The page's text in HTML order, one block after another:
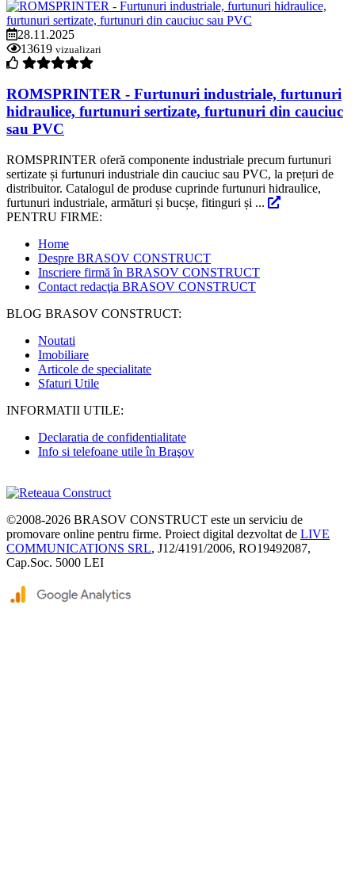
28.11.2025
13619 vizualizari
ROMSPRINTER - Furtunuri industriale, furtunuri
hidraulice, furtunuri sertizate, furtunuri din cauciuc
sau PVC
ROMSPRINTER oferă componente industriale precum furtunuri
sertizate și furtunuri industriale din cauciuc sau PVC, la prețuri de
distribuitor. Catalogul de produse cuprinde furtunuri hidraulice,
furtunuri industriale, armături și bucșe, fitinguri și ...
PENTRU FIRME:
Home
Despre BRASOV CONSTRUCT
Inscriere firmă în BRASOV CONSTRUCT
Contact redacţia BRASOV CONSTRUCT
BLOG BRASOV CONSTRUCT:
Noutati
Imobiliare
Articole de specialitate
Sfaturi Utile
INFORMATII UTILE:
Declaratia de confidentialitate
Info si telefoane utile în Braşov
©2008-2026 BRASOV CONSTRUCT este un serviciu de
promovare online pentru firme. Proiect digital dezvoltat de LIVE
COMMUNICATIONS SRL, J12/4191/2006, RO19492087,
Cap.Soc. 5000 LEI